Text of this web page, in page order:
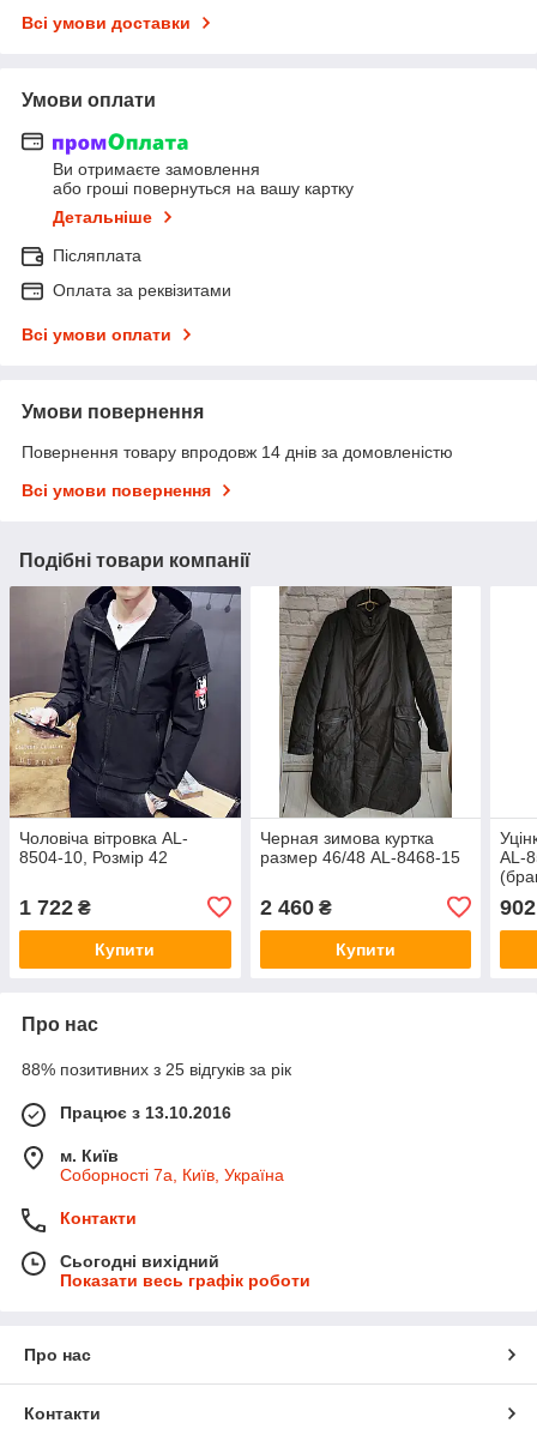
Всі умови доставки
Умови оплати
Ви отримаєте замовлення
або гроші повернуться на вашу картку
Детальніше
Післяплата
Оплата за реквізитами
Всі умови оплати
Умови повернення
Повернення товару впродовж 14 днів за домовленістю
Всі умови повернення
Подібні товари компанії
Чоловіча вітровка AL-
8504-10, Розмір 42
1 722 ₴
Купити
Черная зимова куртка
размер 46/48 AL-8468-15
2 460₴
Купити
AL-
902
Про нас
88% позитивних з 25 відгуків за рік
Працює з 13.10.2016
м. Київ
Соборності 7а, Київ, Україна
Контакти
Сьогодні вихідний
Показати весь графік роботи
Про нас
Контакти